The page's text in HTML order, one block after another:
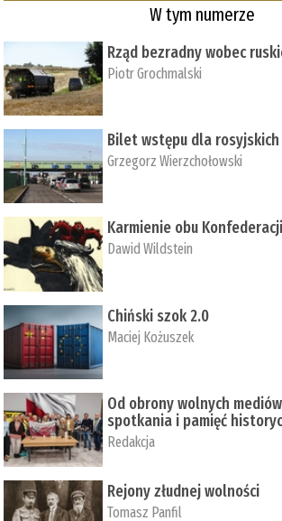
W tym numerze
Rząd bezradny wobec
Piotr Grochmalski
Bilet wstępu dla
Grzegorz Wierzchołowski
Karmienie obu Konfederacji
Dawid Wildstein
Chiński szok 2.0
Maciej Kożuszek
Od obrony wolnych
spotkania i pamięć
Redakcja
Rejony złudnej wolności
Tomasz Panfil